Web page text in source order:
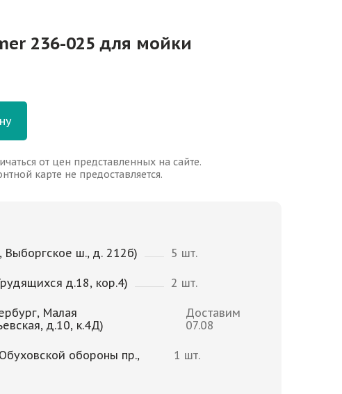
236-025 для мойки
от цен представленных на сайте.
карте не предоставляется.
Выборгское ш., д. 212б) 5 шт.
д.18, кор.4) 2 шт.
Малая
д.10, к.4Д)
Доставим
07.08
обороны пр.,
1 шт.